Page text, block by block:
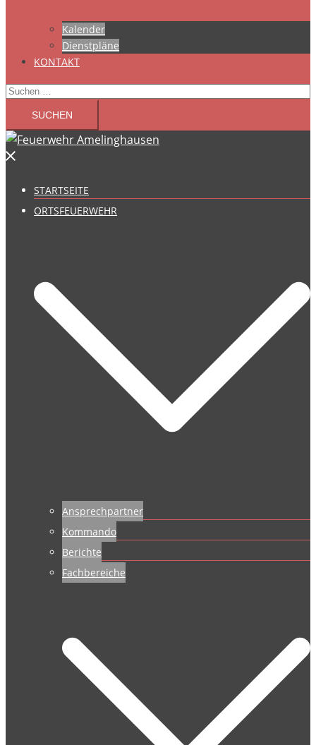
Kalender
Dienstpläne
KONTAKT
Suchen
nach:
STARTSEITE
ORTSFEUERWEHR
Ansprechpartner
Kommando
Berichte
Fachbereiche